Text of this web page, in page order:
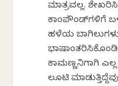
ಮಾತ್ರವಲ್ಲ.
ಕಾಂಪೌಂಡ್‌ಗಳಿಗೆ
ಹಳೆಯ
ಕಾಮಣ್ಣನಿಗಾಗಿ
ಲೂಟಿ